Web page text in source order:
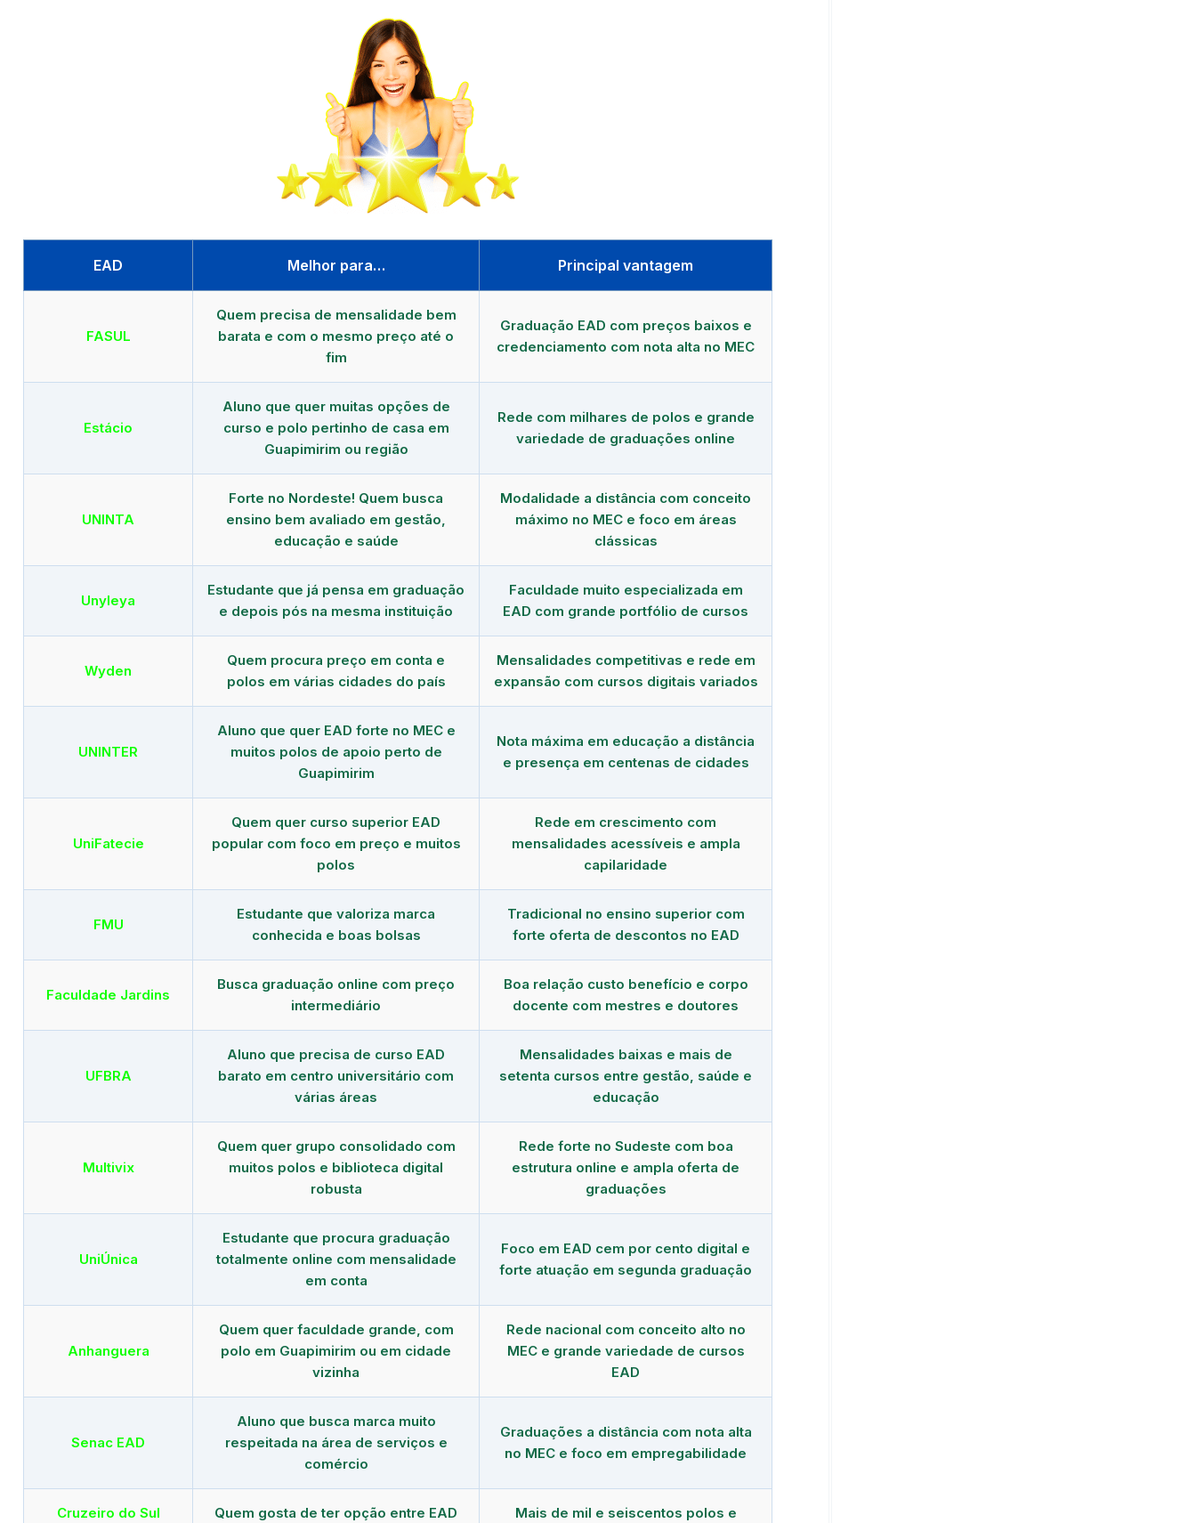
EAD Melhor para… Principal vantagem
FASUL
Quem precisa de mensalidade bem
barata e com o mesmo preço até o
fim
Graduação EAD com preços baixos e
credenciamento com nota alta no MEC
Estácio
Aluno que quer muitas opções de
curso e polo pertinho de casa em
Guapimirim ou região
Rede com milhares de polos e grande
variedade de graduações online
UNINTA
Forte no Nordeste! Quem busca
ensino bem avaliado em gestão,
educação e saúde
Modalidade a distância com conceito
máximo no MEC e foco em áreas
clássicas
Unyleya
Estudante que já pensa em graduação
e depois pós na mesma instituição
Faculdade muito especializada em
EAD com grande portfólio de cursos
Wyden
Quem procura preço em conta e
polos em várias cidades do país
Mensalidades competitivas e rede em
expansão com cursos digitais variados
UNINTER
Aluno que quer EAD forte no MEC e
muitos polos de apoio perto de
Guapimirim
Nota máxima em educação a distância
e presença em centenas de cidades
UniFatecie
Quem quer curso superior EAD
popular com foco em preço e muitos
polos
Rede em crescimento com
mensalidades acessíveis e ampla
capilaridade
FMU
Estudante que valoriza marca
conhecida e boas bolsas
Tradicional no ensino superior com
forte oferta de descontos no EAD
Faculdade Jardins
Busca graduação online com preço
intermediário
Boa relação custo benefício e corpo
docente com mestres e doutores
UFBRA
Aluno que precisa de curso EAD
barato em centro universitário com
várias áreas
Mensalidades baixas e mais de
setenta cursos entre gestão, saúde e
educação
Multivix
Quem quer grupo consolidado com
muitos polos e biblioteca digital
robusta
Rede forte no Sudeste com boa
estrutura online e ampla oferta de
graduações
UniÚnica
Estudante que procura graduação
totalmente online com mensalidade
em conta
Foco em EAD cem por cento digital e
forte atuação em segunda graduação
Anhanguera
Quem quer faculdade grande, com
polo em Guapimirim ou em cidade
vizinha
Rede nacional com conceito alto no
MEC e grande variedade de cursos
EAD
Senac EAD
Aluno que busca marca muito
respeitada na área de serviços e
comércio
Graduações a distância com nota alta
no MEC e foco em empregabilidade
Cruzeiro do Sul Quem gosta de ter opção entre EAD Mais de mil e seiscentos polos e